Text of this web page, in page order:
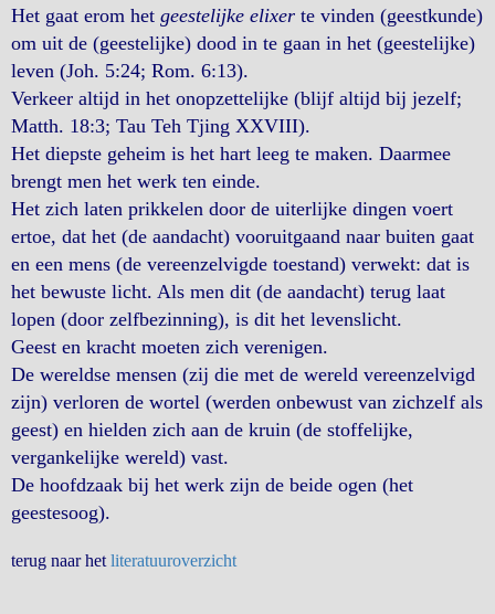
Het gaat erom het geestelijke elixer te vinden (geestkunde)
om uit de (geestelijke) dood in te gaan in het (geestelijke)
leven (Joh. 5:24; Rom. 6:13).
Verkeer altijd in het onopzettelijke (blijf altijd bij jezelf;
Matth. 18:3; Tau Teh Tjing XXVIII).
Het diepste geheim is het hart leeg te maken. Daarmee
brengt men het werk ten einde.
Het zich laten prikkelen door de uiterlijke dingen voert
ertoe, dat het (de aandacht) vooruitgaand naar buiten gaat
en een mens (de vereenzelvigde toestand) verwekt: dat is
het bewuste licht. Als men dit (de aandacht) terug laat
lopen (door zelfbezinning), is dit het levenslicht.
Geest en kracht moeten zich verenigen.
De wereldse mensen (zij die met de wereld vereenzelvigd
zijn) verloren de wortel (werden onbewust van zichzelf als
geest) en hielden zich aan de kruin (de stoffelijke,
vergankelijke wereld) vast.
De hoofdzaak bij het werk zijn de beide ogen (het
geestesoog).
terug naar het literatuuroverzicht